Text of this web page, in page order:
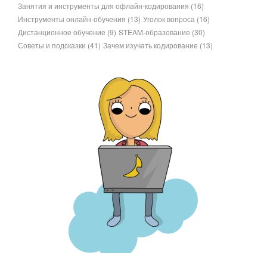
Занятия и инструменты для офлайн-кодирования (16)
Инструменты онлайн-обучения (13) Уголок вопроса (16)
Дистанционное обучение (9) STEAM-образование (30)
Советы и подсказки (41) Зачем изучать кодирование (13)